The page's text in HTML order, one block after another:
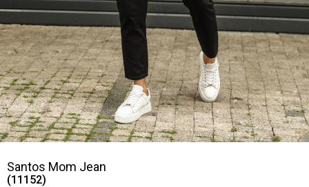
Santos Mom Jean
(11152)